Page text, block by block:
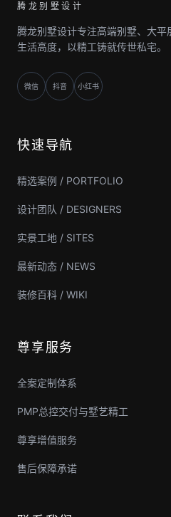
腾龙别墅设计
腾龙别墅设计专注高端别墅、大
生活高度，以精工铸就传世私宅。
微信 抖音 小红书
快速导航
精选案例 / PORTFOLIO
设计团队 / DESIGNERS
实景工地 / SITES
最新动态 / NEWS
装修百科 / WIKI
尊享服务
全案定制体系
PMP总控交付与墅艺精工
尊享增值服务
售后保障承诺